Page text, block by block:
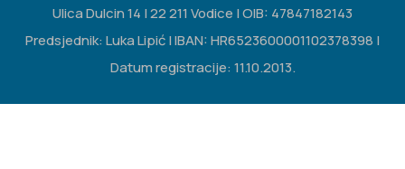
Ulica Dulcin 14 | 22 211 Vodice | OIB: 47847182143
Predsjednik: Luka Lipić | IBAN: HR6523600001102378398 |
Datum registracije: 11.10.2013.